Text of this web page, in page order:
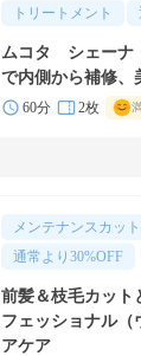
トリートメント
ムコタ シェーナ
で内側から補修、
60分 2枚
メンテナンスカッ
通常より 30%OFF
前髪＆枝毛カット
フェッショナル（
アケア